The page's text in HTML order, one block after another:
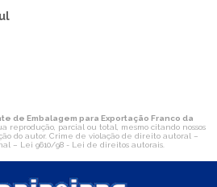
de Embalagem para Exportação Franco da
reprodução, parcial ou total, mesmo citando nossos
do autor. Crime de violação de direito autoral –
– Lei 9610/98 - Lei de direitos autorais.